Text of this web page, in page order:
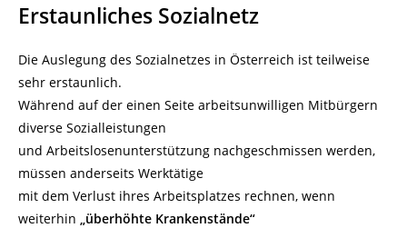
Erstaunliches Sozialnetz
Die Auslegung des Sozialnetzes in Österreich ist teilweise
sehr erstaunlich.
Während auf der einen Seite arbeitsunwilligen Mitbürgern
diverse Sozialleistungen
und Arbeitslosenunterstützung nachgeschmissen werden,
müssen anderseits Werktätige
mit dem Verlust ihres Arbeitsplatzes rechnen, wenn
weiterhin „überhöhte Krankenstände“